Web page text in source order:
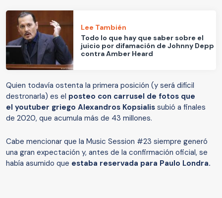
Lee También
Todo lo que hay que saber sobre el
juicio por difamación de Johnny Depp
contra Amber Heard
Quien todavía ostenta la primera posición (y será difícil
destronarla) es el posteo con carrusel de fotos que
el youtuber griego Alexandros Kopsialis subió a finales
de 2020, que acumula más de 43 millones.
Cabe mencionar que la Music Session #23 siempre generó
una gran expectación y, antes de la confirmación oficial, se
había asumido que estaba reservada para Paulo Londra.